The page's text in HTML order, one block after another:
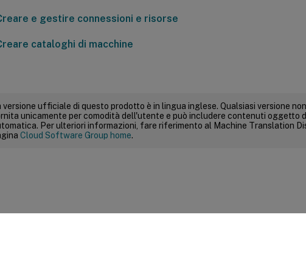
e gestire connessioni e risorse
cataloghi di macchine
versione ufficiale di questo prodotto è in lingua inglese. Qualsiasi versione
unicamente per comodità dell'utente e può includere contenuti oggetto
Per ulteriori informazioni, fare riferimento al Machine Translation
Cloud Software Group home.